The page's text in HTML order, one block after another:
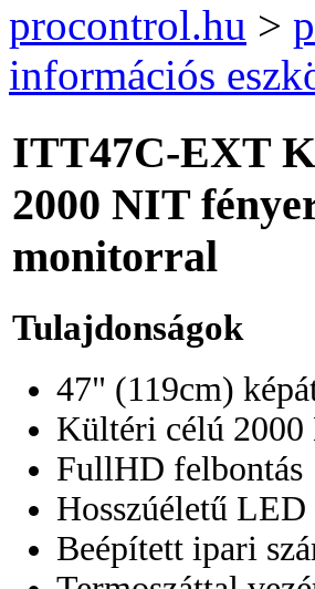
procontrol.hu >
információs
ITT47C-EXT
2000 NIT
monitorral
Tulajdonságok
47" (119cm)
Kültéri célú
FullHD felbontás
Hosszúéletű
Beépített ipari